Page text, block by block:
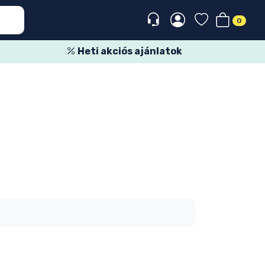
0
Heti akciós ajánlatok